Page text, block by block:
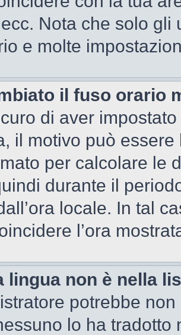
Nota che solo
e molte
il fuso orario
di aver
il motivo può essere
per calcolare le
durante il
locale. In tal
l’ora
lingua non è nella
potrebbe
lo ha